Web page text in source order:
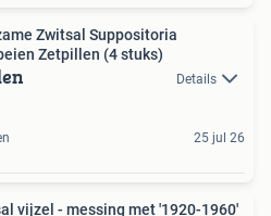
Zwitsal Suppositoria
Zetpillen (4 stuks)
Details
25 jul 26
vijzel - messing met '1920-1960'